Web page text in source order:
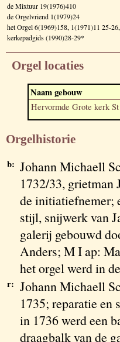
de Mixtuur 19(1976)410
de Orgelvriend 1(1979)24
het Orgel 6(1969)158, 1(1971)11 25-
kerkepadgids (1990)28-29*
Orgel locaties
Naam gebouw
Hervormde Grote kerk
Orgelhistorie
b: Johann Michaell
1732/33, grietman
de initiatiefnemer;
stijl, snijwerk van
galerij gebouwd
Anders; M I ap:
het orgel werd in
r: Johann Michaell
1735; reparatie en
in 1736 werd een
draagbalk van de